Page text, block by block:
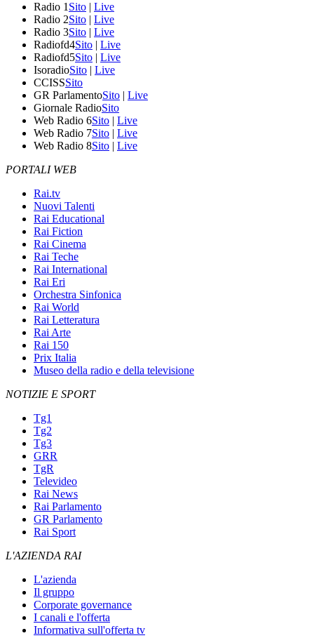
Radio 1 Sito | Live
Radio 2Sito | Live
Radio 3Sito | Live
Radiofd4Sito | Live
Radiofd5Sito | Live
IsoradioSito | Live
CCISSSito
GR ParlamentoSito | Live
Giornale RadioSito
Web Radio 6Sito | Live
Web Radio 7Sito | Live
Web Radio 8Sito | Live
PORTALI WEB
Rai.tv
Nuovi Talenti
Rai Educational
Rai Fiction
Rai Cinema
Rai Teche
Rai International
Rai Eri
Orchestra Sinfonica
Rai World
Rai Letteratura
Rai Arte
Rai 150
Prix Italia
Museo della radio e della televisione
NOTIZIE E SPORT
Tg1
Tg2
Tg3
GRR
TgR
Televideo
Rai News
Rai Parlamento
GR Parlamento
Rai Sport
L'AZIENDA RAI
L'azienda
Il gruppo
Corporate governance
I canali e l'offerta
Informativa sull'offerta tv